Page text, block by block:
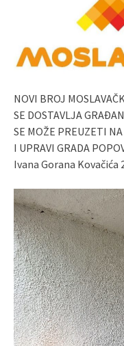
NOVI BROJ
SE DOSTAVLJA
SE MOŽE PREUZETI
I UPRAVI GRADA
Ivana Gorana Kovačića